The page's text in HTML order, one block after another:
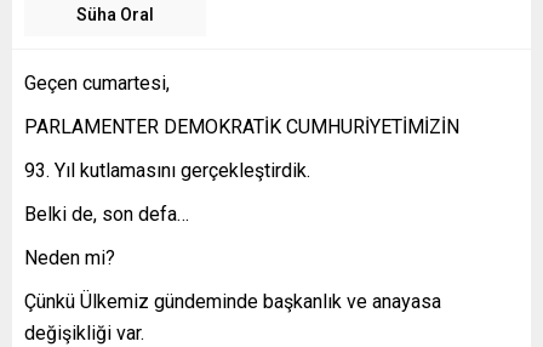
Süha Oral
Geçen cumartesi,
PARLAMENTER DEMOKRATİK CUMHURİYETİMİZİN
Yıl kutlamasını gerçekleştirdik.
Belki de, son defa…
Neden mi?
Çünkü Ülkemiz gündeminde başkanlık ve anayasa
değişikliği var.